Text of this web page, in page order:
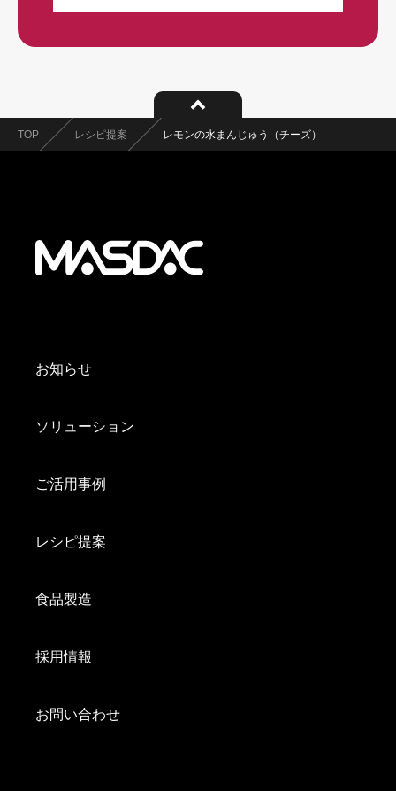
TOP レシピ提案 レモンの水まんじゅう（チーズ）
お知らせ
ソリューション
ご活用事例
レシピ提案
食品製造
採用情報
お問い合わせ